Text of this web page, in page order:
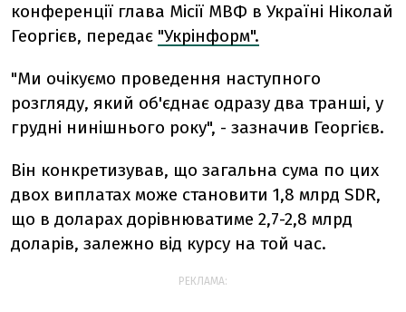
конференції глава Місії МВФ в Україні Ніколай
Георгієв, передає "Укрінформ".
"Ми очікуємо проведення наступного
розгляду, який об'єднає одразу два транші, у
грудні нинішнього року", - зазначив Георгієв.
Він конкретизував, що загальна сума по цих
двох виплатах може становити 1,8 млрд SDR,
що в доларах дорівнюватиме 2,7-2,8 млрд
доларів, залежно від курсу на той час.
РЕКЛАМА: